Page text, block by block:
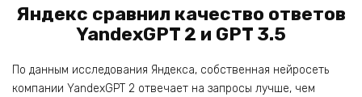
Яндекс сравнил качество ответов
YandexGPT 2 и GPT 3.5
По данным исследования Яндекса, собственная нейросеть
компании YandexGPT 2 отвечает на запросы лучше, чем